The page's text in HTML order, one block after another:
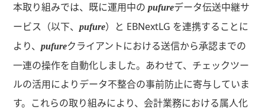
本取り組みでは、既に運用中の pufureデータ伝送中継サ
ービス（以下、
pufure）と EBNextLG を連携することに
より、
pufureクライアントにおける送信から承認までの
一連の操作を自動化しました。あわせて、チェックツー
ルの活用によりデータ不整合の事前防止に寄与していま
す。これらの取り組みにより、会計業務における属人化